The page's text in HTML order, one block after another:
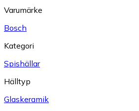
Varumärke
Bosch
Kategori
Spishällar
Hälltyp
Glaskeramik